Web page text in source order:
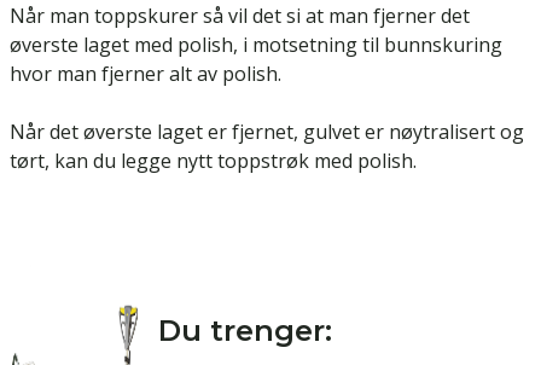
Når man toppskurer så vil det si at man fjerner det
øverste laget med polish, i motsetning til bunnskuring
hvor man fjerner alt av polish.
Når det øverste laget er fjernet, gulvet er nøytralisert og
tørt, kan du legge nytt toppstrøk med polish.
Du trenger: